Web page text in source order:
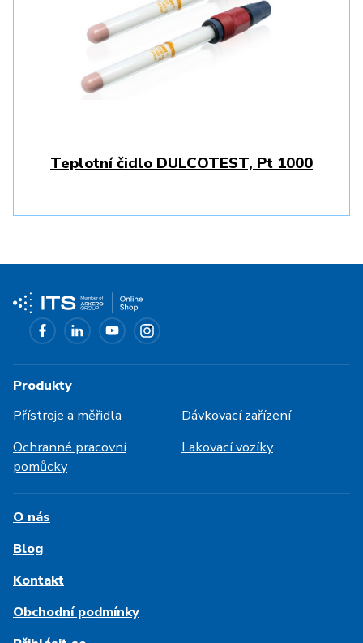
Teplotní čidlo DULCOTEST, Pt 1000
Produkty
Přístroje a měřidla
Dávkovací zařízení
Ochranné pracovní
pomůcky
Lakovací vozíky
O nás
Blog
Kontakt
Obchodní podmínky